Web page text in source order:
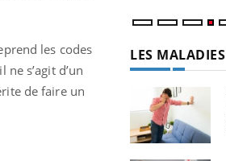
les codes
s’agit d’un
de faire un
LES MALADIES